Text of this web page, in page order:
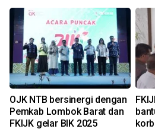
OJK NTB bersinergi dengan
Pemkab Lombok Barat dan
FKIJK gelar BIK 2025